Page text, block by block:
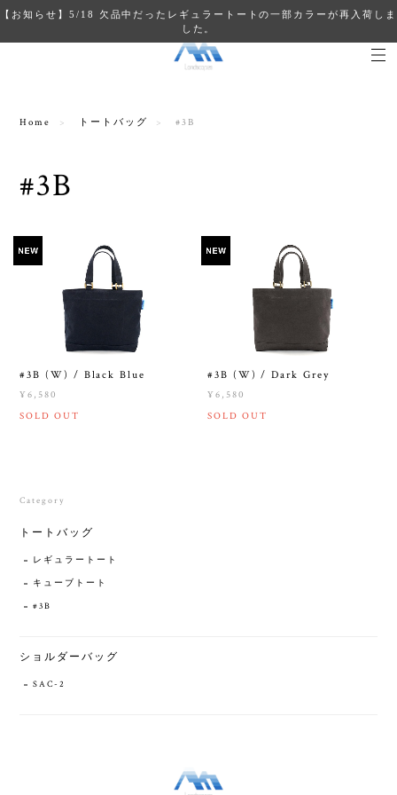
【お知らせ】5/18 欠品中だったレギュラートートの一部カラーが再入荷しま
した。
Home トートバッグ #3B
#3B
#3B (W) / Black Blue
¥6,580
SOLD OUT
#3B (W) / Dark Grey
¥6,580
SOLD OUT
Category
トートバッグ
レギュラートート
キューブトート
#3B
ショルダーバッグ
SAC-2